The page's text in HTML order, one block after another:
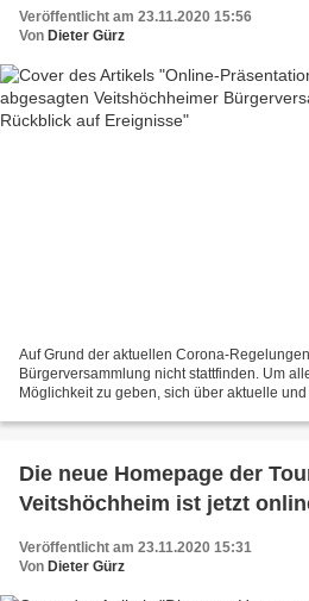
Veröffentlicht am 23.11.2020 15:56
Von Dieter Gürz
Auf Grund der aktuellen Corona-
Bürgerversammlung nicht stattfinden. Um
Möglichkeit zu geben, sich über aktuelle
Die neue Homepage der
Veitshöchheim ist jetzt
Veröffentlicht am 23.11.2020 15:31
Von Dieter Gürz